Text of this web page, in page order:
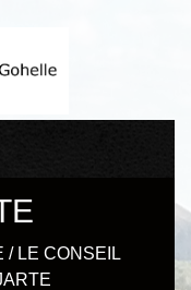
/ LE CONSEIL